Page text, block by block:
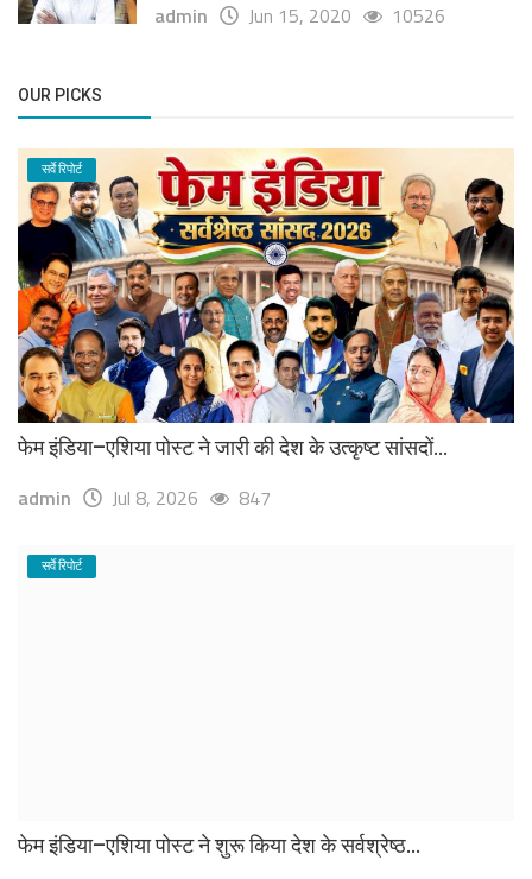
admin Jun 15, 2020 10526
OUR PICKS
सर्वे रिपोर्ट
फेम इंडिया–एशिया पोस्ट ने जारी की देश के उत्कृष्ट सांसदों...
admin Jul 8, 2026 847
सर्वे रिपोर्ट
फेम इंडिया–एशिया पोस्ट ने शुरू किया देश के सर्वश्रेष्ठ...